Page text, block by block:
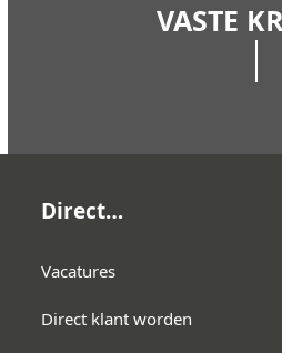
VASTE
Direct…
Vacatures
Direct klant worden